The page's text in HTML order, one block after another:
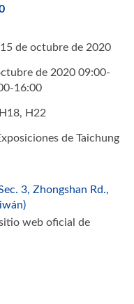
de octubre de 2020
de 2020 09:00-
16:00
H22
de Taichung
3, Zhongshan Rd.,
web oficial de